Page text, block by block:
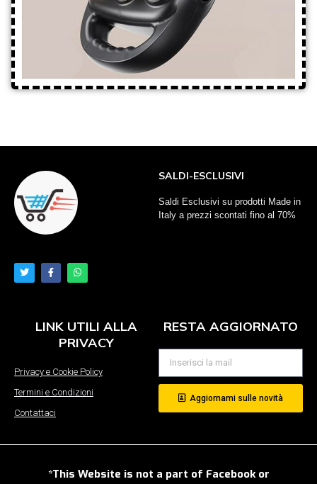
SALDI-ESCLUSIVI
Saldi Esclusivi su prodotti Made in
Italy a prezzi scontati fino al 70%
LINK UTILI ALLA
PRIVACY
Privacy e Cookie Policy
Termini e Condizioni
Contattaci
RESTA AGGIORNATO
Aggiornami sulle novità
*This Website is not a part of Facebook or